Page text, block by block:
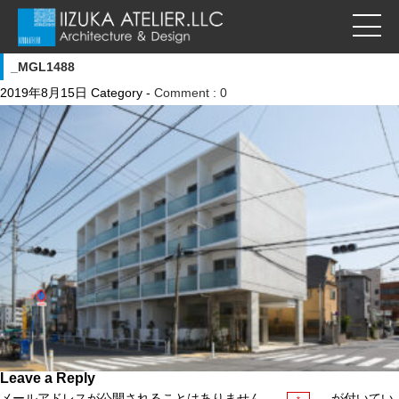
_MGL1488
2019年8月15日 Category - Comment : 0
Leave a Reply